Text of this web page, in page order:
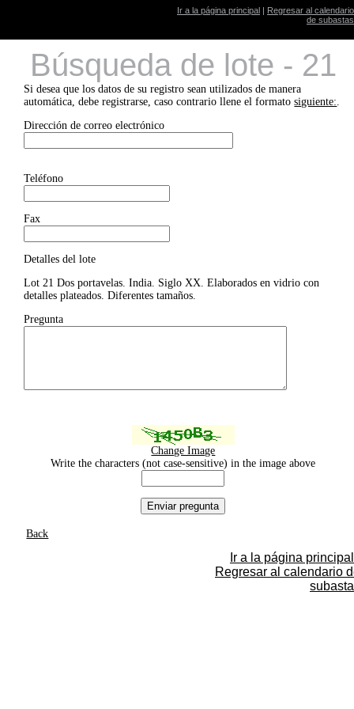
Ir a la página principal | Regresar al calendario
de subastas
Búsqueda de lote - 21
Si desea que los datos de su registro sean utilizados de manera
automática, debe registrarse, caso contrario llene el formatosiguiente:.
Dirección de correo electrónico
Teléfono
Fax
Detalles del lote
Lot 21 Dos portavelas. India. Siglo XX. Elaborados en vidrio con
detalles plateados. Diferentes tamaños.
Pregunta
Change Image
Write the characters (not case-sensitive) in the image above
Back
Ir a la página principal
Regresar al calendario